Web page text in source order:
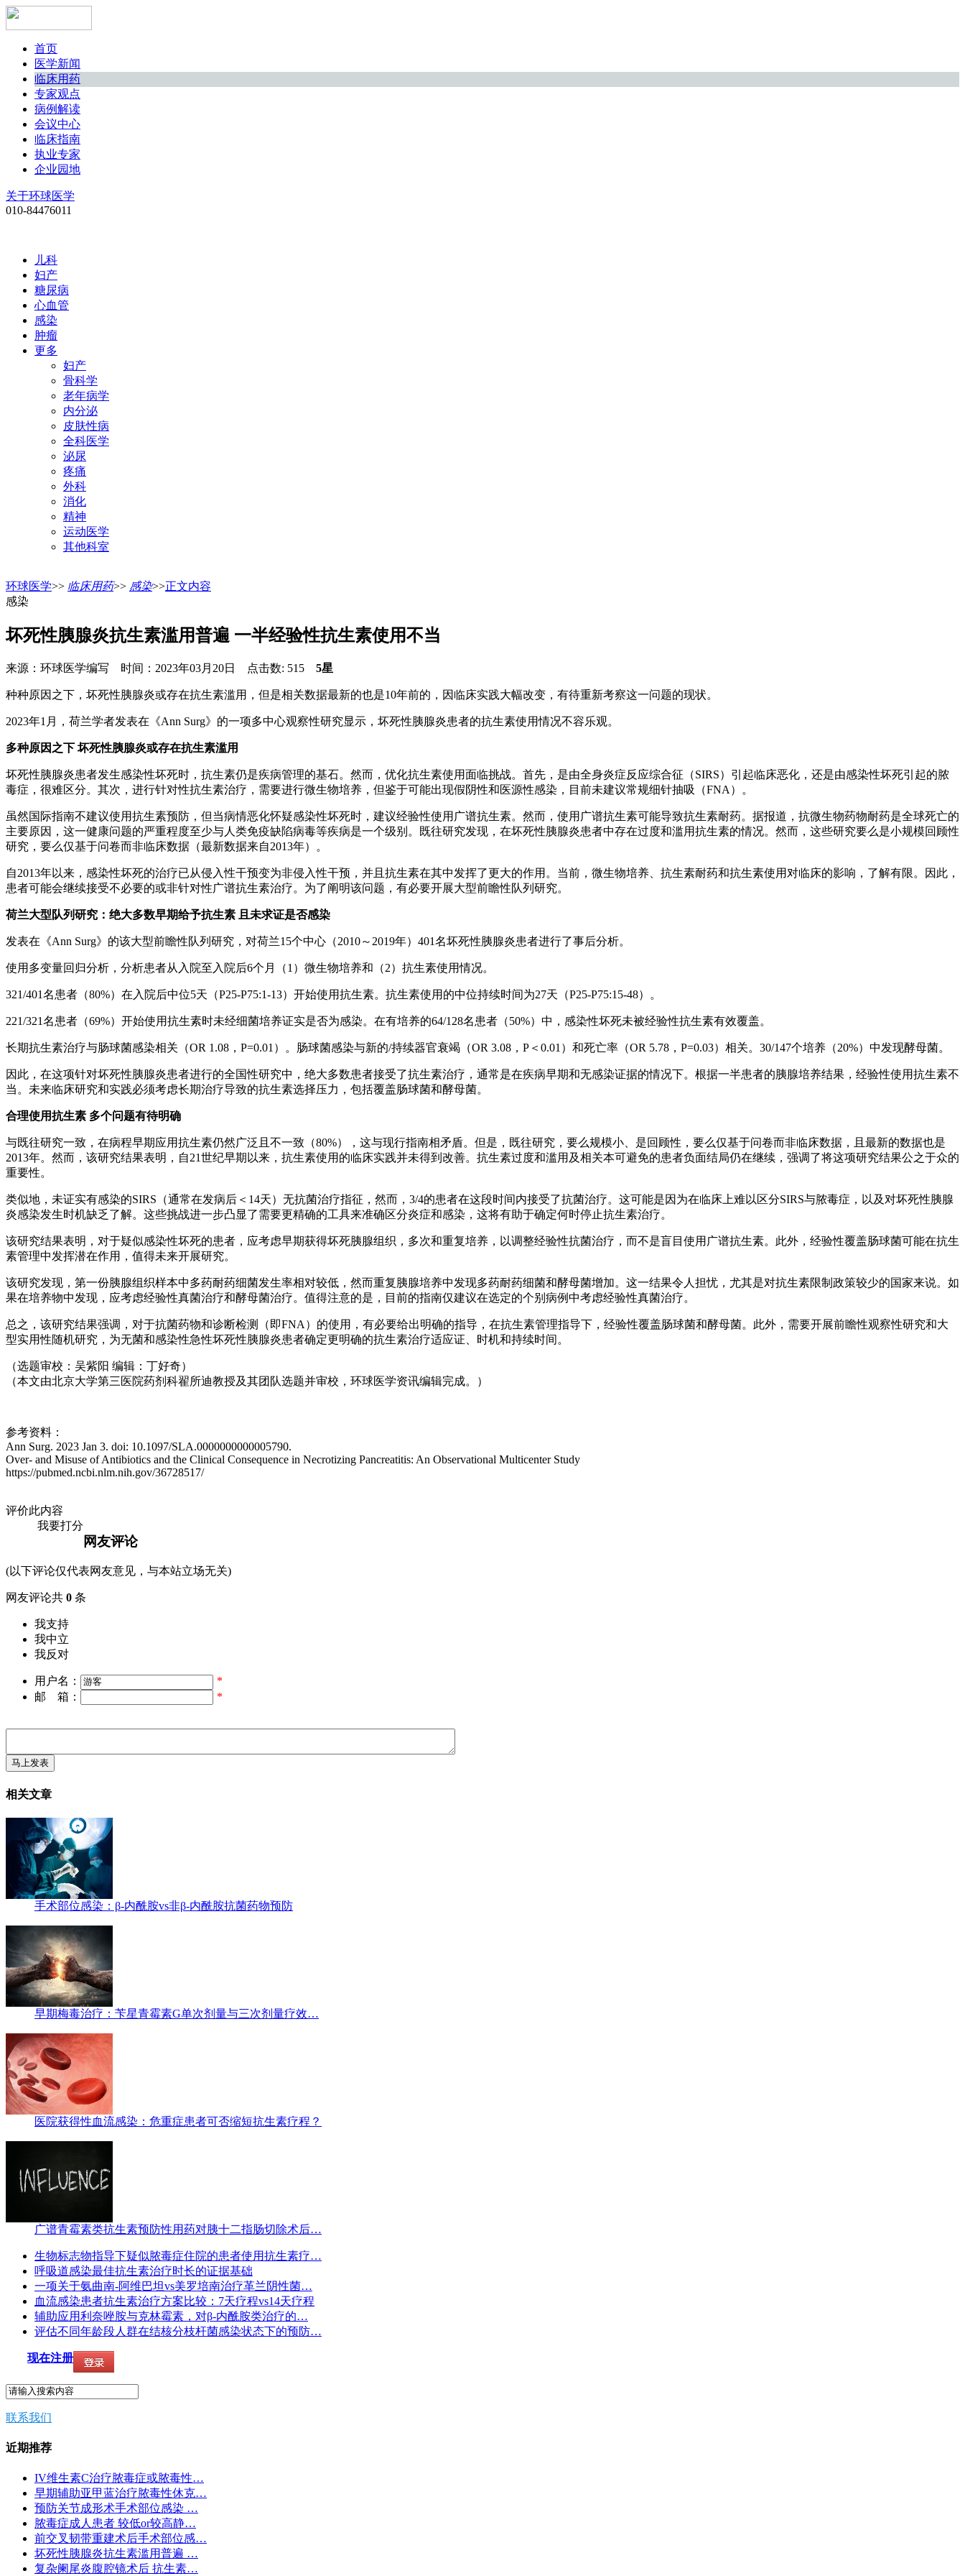
首页
医学新闻
临床用药
专家观点
病例解读
会议中心
临床指南
执业专家
企业园地
关于环球医学
010-84476011
儿科
妇产
糖尿病
心血管
感染
肿瘤
更多
妇产
骨科学
老年病学
内分泌
皮肤性病
全科医学
泌尿
疼痛
外科
消化
精神
运动医学
其他科室
环球医学>> 临床用药>> 感染>>正文内容
感染
坏死性胰腺炎抗生素滥用普遍 一半经验性抗生素使用不当
来源：环球医学编写 时间：2023年03月20日 点击数: 515 5星
种种原因之下，坏死性胰腺炎或存在抗生素滥用，但是相关数据最新的也是10年前的，因临床实践大幅改变，有待重新考察这一问题的现状。
2023年1月，荷兰学者发表在《Ann Surg》的一项多中心观察性研究显示，坏死性胰腺炎患者的抗生素使用情况不容乐观。
多种原因之下 坏死性胰腺炎或存在抗生素滥用
坏死性胰腺炎患者发生感染性坏死时，抗生素仍是疾病管理的基石。然而，优化抗生素使用面临挑战。首先，是由全身炎症反应综合征（SIRS）引起临床恶化，还是由感染性坏死引起的脓
毒症，很难区分。其次，进行针对性抗生素治疗，需要进行微生物培养，但鉴于可能出现假阴性和医源性感染，目前未建议常规细针抽吸（FNA）。
虽然国际指南不建议使用抗生素预防，但当病情恶化怀疑感染性坏死时，建议经验性使用广谱抗生素。然而，使用广谱抗生素可能导致抗生素耐药。据报道，抗微生物药物耐药是全球死亡的
主要原因，这一健康问题的严重程度至少与人类免疫缺陷病毒等疾病是一个级别。既往研究发现，在坏死性胰腺炎患者中存在过度和滥用抗生素的情况。然而，这些研究要么是小规模回顾性
研究，要么仅基于问卷而非临床数据（最新数据来自2013年）。
自2013年以来，感染性坏死的治疗已从侵入性干预变为非侵入性干预，并且抗生素在其中发挥了更大的作用。当前，微生物培养、抗生素耐药和抗生素使用对临床的影响，了解有限。因此，
患者可能会继续接受不必要的或非针对性广谱抗生素治疗。为了阐明该问题，有必要开展大型前瞻性队列研究。
荷兰大型队列研究：绝大多数早期给予抗生素 且未求证是否感染
发表在《Ann Surg》的该大型前瞻性队列研究，对荷兰15个中心（2010～2019年）401名坏死性胰腺炎患者进行了事后分析。
使用多变量回归分析，分析患者从入院至入院后6个月（1）微生物培养和（2）抗生素使用情况。
321/401名患者（80%）在入院后中位5天（P25-P75:1-13）开始使用抗生素。抗生素使用的中位持续时间为27天（P25-P75:15-48）。
221/321名患者（69%）开始使用抗生素时未经细菌培养证实是否为感染。在有培养的64/128名患者（50%）中，感染性坏死未被经验性抗生素有效覆盖。
长期抗生素治疗与肠球菌感染相关（OR 1.08，P=0.01）。肠球菌感染与新的/持续器官衰竭（OR 3.08，P＜0.01）和死亡率（OR 5.78，P=0.03）相关。30/147个培养（20%）中发现酵母菌。
因此，在这项针对坏死性胰腺炎患者进行的全国性研究中，绝大多数患者接受了抗生素治疗，通常是在疾病早期和无感染证据的情况下。根据一半患者的胰腺培养结果，经验性使用抗生素不
当。未来临床研究和实践必须考虑长期治疗导致的抗生素选择压力，包括覆盖肠球菌和酵母菌。
合理使用抗生素 多个问题有待明确
与既往研究一致，在病程早期应用抗生素仍然广泛且不一致（80%），这与现行指南相矛盾。但是，既往研究，要么规模小、是回顾性，要么仅基于问卷而非临床数据，且最新的数据也是
2013年。然而，该研究结果表明，自21世纪早期以来，抗生素使用的临床实践并未得到改善。抗生素过度和滥用及相关本可避免的患者负面结局仍在继续，强调了将这项研究结果公之于众的
重要性。
类似地，未证实有感染的SIRS（通常在发病后＜14天）无抗菌治疗指征，然而，3/4的患者在这段时间内接受了抗菌治疗。这可能是因为在临床上难以区分SIRS与脓毒症，以及对坏死性胰腺
炎感染发生时机缺乏了解。这些挑战进一步凸显了需要更精确的工具来准确区分炎症和感染，这将有助于确定何时停止抗生素治疗。
该研究结果表明，对于疑似感染性坏死的患者，应考虑早期获得坏死胰腺组织，多次和重复培养，以调整经验性抗菌治疗，而不是盲目使用广谱抗生素。此外，经验性覆盖肠球菌可能在抗生
素管理中发挥潜在作用，值得未来开展研究。
该研究发现，第一份胰腺组织样本中多药耐药细菌发生率相对较低，然而重复胰腺培养中发现多药耐药细菌和酵母菌增加。这一结果令人担忧，尤其是对抗生素限制政策较少的国家来说。如
果在培养物中发现，应考虑经验性真菌治疗和酵母菌治疗。值得注意的是，目前的指南仅建议在选定的个别病例中考虑经验性真菌治疗。
总之，该研究结果强调，对于抗菌药物和诊断检测（即FNA）的使用，有必要给出明确的指导，在抗生素管理指导下，经验性覆盖肠球菌和酵母菌。此外，需要开展前瞻性观察性研究和大
型实用性随机研究，为无菌和感染性急性坏死性胰腺炎患者确定更明确的抗生素治疗适应证、时机和持续时间。
（选题审校：吴紫阳 编辑：丁好奇）
（本文由北京大学第三医院药剂科翟所迪教授及其团队选题并审校，环球医学资讯编辑完成。）
参考资料：
Ann Surg. 2023 Jan 3. doi: 10.1097/SLA.0000000000005790.
Over- and Misuse of Antibiotics and the Clinical Consequence in Necrotizing Pancreatitis: An Observational Multicenter Study
https://pubmed.ncbi.nlm.nih.gov/36728517/
评价此内容
我要打分
网友评论
(以下评论仅代表网友意见，与本站立场无关)
网友评论共 0 条
我支持
我中立
我反对
用户名：
*
邮 箱：
*
相关文章
手术部位感染：β-内酰胺vs非β-内酰胺抗菌药物预防
早期梅毒治疗：苄星青霉素G单次剂量与三次剂量疗效…
医院获得性血流感染：危重症患者可否缩短抗生素疗程？
广谱青霉素类抗生素预防性用药对胰十二指肠切除术后…
生物标志物指导下疑似脓毒症住院的患者使用抗生素疗…
呼吸道感染最佳抗生素治疗时长的证据基础
一项关于氨曲南-阿维巴坦vs美罗培南治疗革兰阴性菌…
血流感染患者抗生素治疗方案比较：7天疗程vs14天疗程
辅助应用利奈唑胺与克林霉素，对β-内酰胺类治疗的…
评估不同年龄段人群在结核分枝杆菌感染状态下的预防…
现在注册
联系我们
近期推荐
IV维生素C治疗脓毒症或脓毒性…
早期辅助亚甲蓝治疗脓毒性休克…
预防关节成形术手术部位感染 …
脓毒症成人患者 较低or较高静…
前交叉韧带重建术后手术部位感…
坏死性胰腺炎抗生素滥用普遍 …
复杂阑尾炎腹腔镜术后 抗生素…